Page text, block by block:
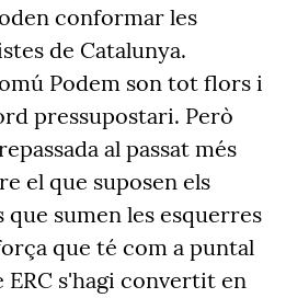
conformar les
de Catalunya.
Podem son tot flors i
pressupostari. Però
al passat més
el que suposen els
sumen les esquerres
que té com a puntal
s'hagi convertit en